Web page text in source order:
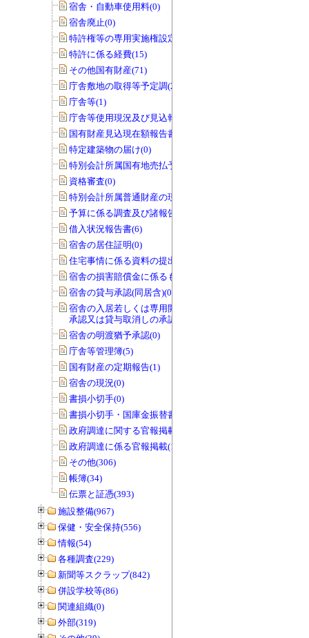
宿舎・自動車使用料(0)
宿舎廃止(0)
特許権等の専用実施権設定(22)
特許に係る経費(15)
その他国有財産(71)
庁舎敷地の取得等予定調(22)
庁舎等(1)
庁舎等使用現況及び見込報告書(0)
国有財産見込現在額報告書(1)
特定建築物の届け(0)
特別会計所属国有地売払予定調(0)
資格審査(0)
特別会計所属普通財産の現況調査(0)
予算に係る調査及び諸報告(286)
借入状況報告書(6)
宿舎の居住証明(0)
住宅事情に係る資料の提出(3)
宿舎の損害賠償金に係るもの(0)
宿舎の貸与承認(同居含)(0)
宿舎の入居若しくは専用開始の延期の
承認又は貸与取消しの承認(0)
宿舎の明渡猶予承認(0)
庁舎等管理簿(5)
国有財産の定期報告(1)
宿舎の現況(0)
書損小切手(0)
書損小切手・国庫金振替書(0)
政府調達に関する官報掲載(0)
政府調達に係る官報掲載(1)
その他(306)
帳簿(34)
伝票と証憑(393)
施設整備(967)
保健・安全保持(556)
情報(54)
各種調査(229)
新聞等スクラップ(842)
併設学校等(86)
関連組織(0)
外部(319)